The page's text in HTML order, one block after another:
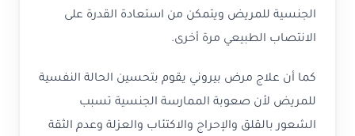
الجنسية للمريض ويتمكن من استعادة القدرة على
الانتصاب الطبيعي مرة أخرى.
كما أن علاج مرض بيروني يقوم بتحسين الحالة النفسية
للمريض لأن صعوبة الممارسة الجنسية تسبب
الشعور بالقلق والإحراج والاكتئاب والعزلة وعدم الثقة